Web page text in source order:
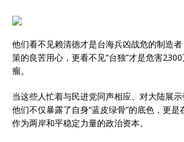
他们看不见赖清德才是台海兵凶战危的制造
策的良苦用心，更看不见“台独”才是危害
瘤。
当这些人忙着与民进党同声相应、对大陆展示
他们不仅暴露了自身“蓝皮绿骨”的底色，更
作为两岸和平稳定力量的政治资本。